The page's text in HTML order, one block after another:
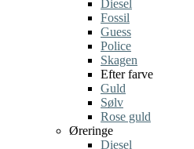
Diesel
Fossil
Guess
Police
Skagen
Efter farve
Guld
Sølv
Rose guld
Øreringe
Diesel